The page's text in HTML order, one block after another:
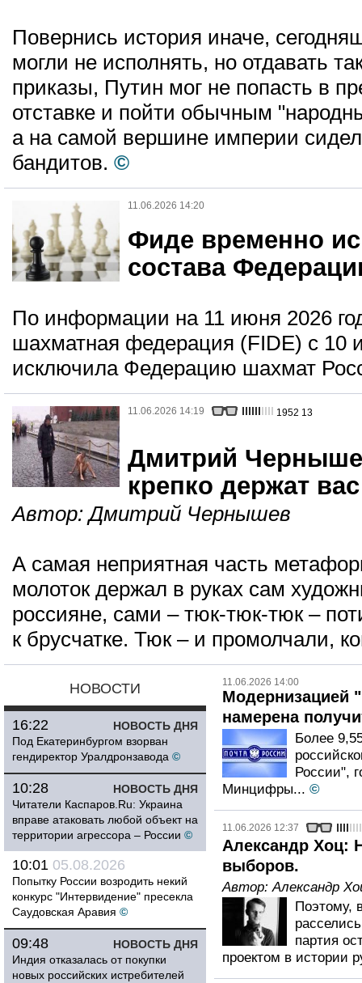
Повернись история иначе,
могли не исполнять, но отдавать
приказы, Путин мог не попасть в
отставке и пойти обычным
а на самой вершине империи
бандитов. ©
11.06.2026 14:20
Фиде временно
состава
По информации на 11 июня 2026
шахматная федерация (FIDE) с 10
исключила Федерацию шахмат
11.06.2026 14:19 1952 13
Дмитрий
крепко держат
Автор:Дмитрий Чернышев
А самая неприятная часть
молоток держал в руках сам
россияне, сами – тюк-тюк-тюк –
к брусчатке. Тюк – и промолчали,
НОВОСТИ
НОВОСТЬ ДНЯ
16:22
Под Екатеринбургом взорван
гендиректор Уралдронзавода ©
НОВОСТЬ ДНЯ
10:28
Читатели Каспаров.Ru: Украина
вправе атаковать любой объект на
территории агрессора – России ©
10:01 05.08.2026
Попытку России возродить некий
конкурс "Интервидение" пресекла
Саудовская Аравия ©
НОВОСТЬ ДНЯ
09:48
Индия отказалась от покупки
новых российских истребителей
11.06.2026 14:00
Модернизацией
намерена
Более
России",
Минцифры... ©
11.06.2026 12:37
Александр Хоц:
выборов.
Автор:Александр
Поэтому,
партия
проектом в истории